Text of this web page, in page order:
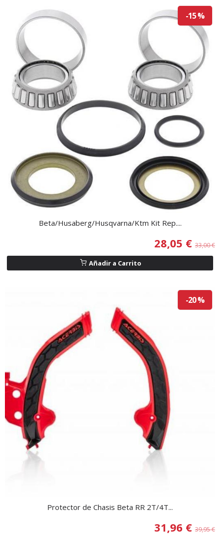
-15 %
Beta/Husaberg/Husqvarna/Ktm Kit Rep....
28,05 € 33,00 €
Añadir a Carrito
-20 %
Protector de Chasis Beta RR 2T/4T...
31,96 € 39,95 €